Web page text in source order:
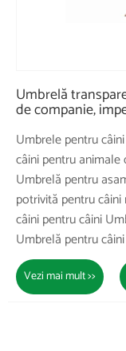
Umbrelă
de companie,
Umbrele pentru
câini pentru
Umbrelă pentru
potrivită pentru
câini pentru câini
Umbrelă pentru
Vezi mai mult >>